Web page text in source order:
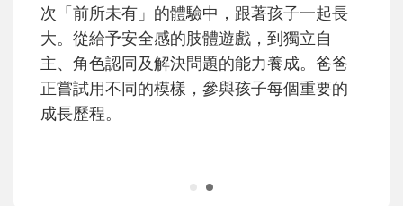
次「前所未有」的體驗中，跟著孩子一起長
大。從給予安全感的肢體遊戲，到獨立自
主、角色認同及解決問題的能力養成。爸爸
正嘗試用不同的模樣，參與孩子每個重要的
成長歷程。